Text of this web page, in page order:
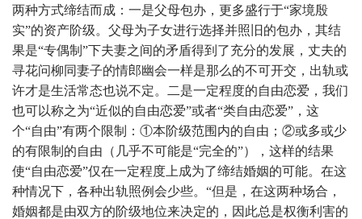
两种方式缔结而成：一是父母包办，更多盛行于“家境殷
实”的资产阶级。父母为子女进行选择并照旧的包办，其结
果是“专偶制”下夫妻之间的矛盾得到了充分的发展，丈夫的
寻花问柳同妻子的情郎幽会一样是那么的不可开交，出轨或
许才是生活常态也说不定。二是一定程度的自由恋爱，我们
也可以称之为“近似的自由恋爱”或者“类自由恋爱”，这
个“自由”有两个限制：①本阶级范围内的自由；②或多或少
的有限制的自由（几乎不可能是“完全的”），这样的结果
使“自由恋爱”仅在一定程度上成为了缔结婚姻的可能。在这
种情况下，各种出轨照例会少些。“但是，在这两种场合，
婚姻都是由双方的阶级地位来决定的，因此总是权衡利害的